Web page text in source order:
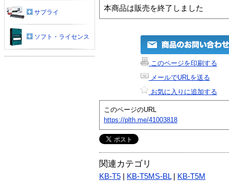
本商品は販売を終了しました
このページを印刷する
メールでURLを送る
お気に入りに追加する
このページのURL
https://plth.me/41003818
関連カテゴリ
KB-T5 KB-T5MS-BL| KB-T5M
サプライ
ソフト・ライセンス